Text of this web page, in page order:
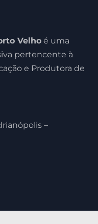
Velho é uma
pertencente à
e Produtora de
–